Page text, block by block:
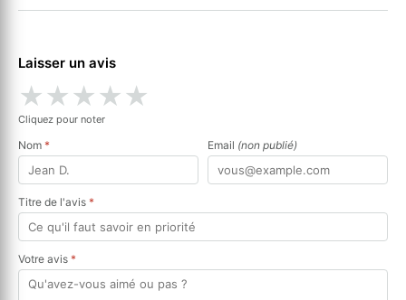
Laisser un avis
★★★★★
Cliquez pour noter
Nom * Email (non publié)
Titre de l'avis *
Votre avis *